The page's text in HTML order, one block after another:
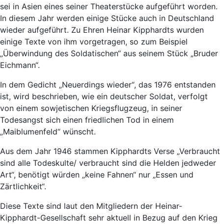
sei in Asien eines seiner Theaterstücke aufgeführt worden.
In diesem Jahr werden einige Stücke auch in Deutschland
wieder aufgeführt. Zu Ehren Heinar Kipphardts wurden
einige Texte von ihm vorgetragen, so zum Beispiel
„Überwindung des Soldatischen“ aus seinem Stück „Bruder
Eichmann“.
In dem Gedicht „Neuerdings wieder“, das 1976 entstanden
ist, wird beschrieben, wie ein deutscher Soldat, verfolgt
von einem sowjetischen Kriegsflugzeug, in seiner
Todesangst sich einen friedlichen Tod in einem
„Maiblumenfeld“ wünscht.
Aus dem Jahr 1946 stammen Kipphardts Verse „Verbraucht
sind alle Todeskulte/ verbraucht sind die Helden jedweder
Art“, benötigt würden „keine Fahnen“ nur „Essen und
Zärtlichkeit“.
Diese Texte sind laut den Mitgliedern der Heinar-
Kipphardt-Gesellschaft sehr aktuell in Bezug auf den Krieg